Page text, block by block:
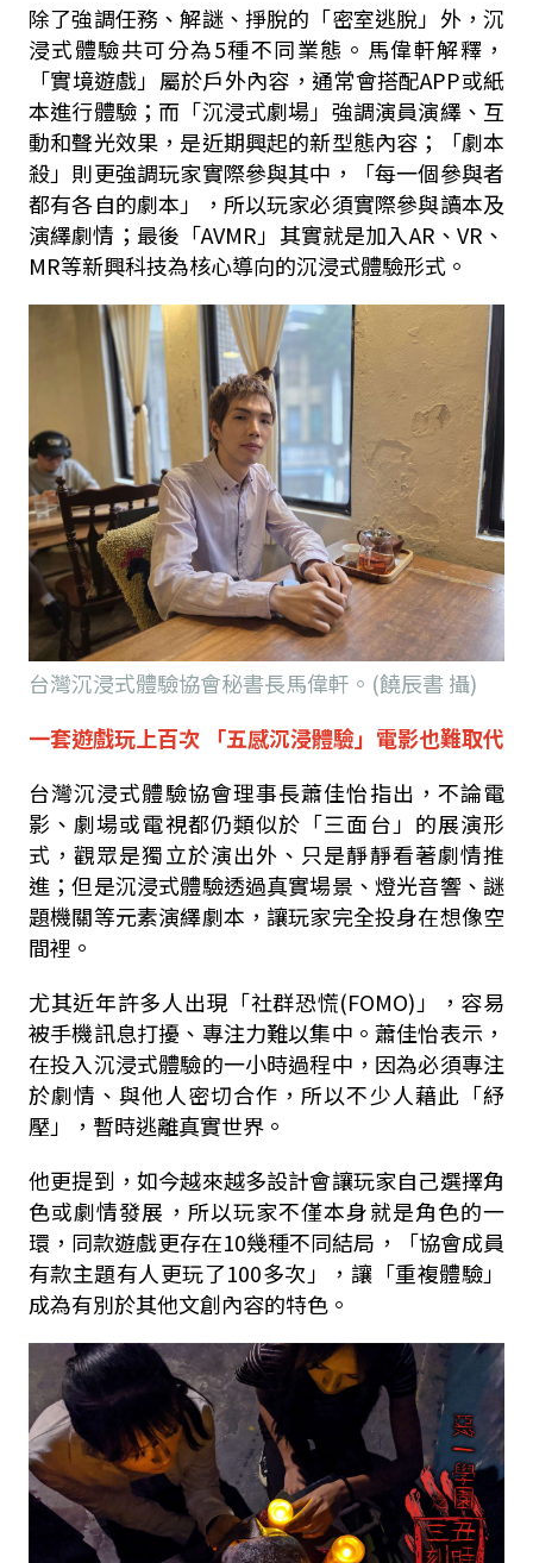
除了強調任務、解謎、掙脫的「密室逃脫」外，沉
浸式體驗共可分為5種不同業態。馬偉軒解釋，
「實境遊戲」屬於戶外內容，通常會搭配APP或紙
本進行體驗；而「沉浸式劇場」強調演員演繹、互
動和聲光效果，是近期興起的新型態內容；「劇本
殺」則更強調玩家實際參與其中，「每一個參與者
都有各自的劇本」，所以玩家必須實際參與讀本及
演繹劇情；最後「AVMR」其實就是加入AR、VR、
MR等新興科技為核心導向的沉浸式體驗形式。
台灣沉浸式體驗協會秘書長馬偉軒。(饒辰書 攝)
一套遊戲玩上百次 「五感沉浸體驗」電影也難取代
台灣沉浸式體驗協會理事長蕭佳怡指出，不論電
影、劇場或電視都仍類似於「三面台」的展演形
式，觀眾是獨立於演出外、只是靜靜看著劇情推
進；但是沉浸式體驗透過真實場景、燈光音響、謎
題機關等元素演繹劇本，讓玩家完全投身在想像空
間裡。
尤其近年許多人出現「社群恐慌(FOMO)」，容易
被手機訊息打擾、專注力難以集中。蕭佳怡表示，
在投入沉浸式體驗的一小時過程中，因為必須專注
於劇情、與他人密切合作，所以不少人藉此「紓
壓」，暫時逃離真實世界。
他更提到，如今越來越多設計會讓玩家自己選擇角
色或劇情發展，所以玩家不僅本身就是角色的一
環，同款遊戲更存在10幾種不同結局，「協會成員
有款主題有人更玩了100多次」，讓「重複體驗」
成為有別於其他文創內容的特色。